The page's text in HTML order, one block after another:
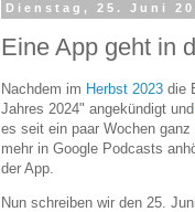
Dienstag, 25. Juni
Eine App geht in
Nachdem im Herbst 2023 die
Jahres 2024" angekündigt und
es seit ein paar Wochen
mehr in Google Podcasts
der App.
Nun schreiben wir den 25.